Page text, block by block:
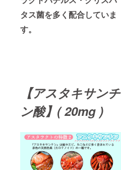
タス菌を多く配合していま
す。
【アスタキサンチ
ン酸】( 20mg )